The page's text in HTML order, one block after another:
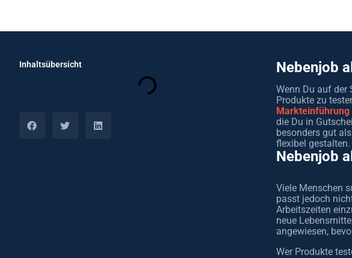
Inhaltsübersicht Nebenjob
Wenn Du auf der
Produkte zu
Markteinführung
die Du in
besonders gut als
flexibel gestalten.
Nebenjob
Viele Menschen
passt jedoch
Arbeitszeiten
neue
angewiesen,
Wer Produkte